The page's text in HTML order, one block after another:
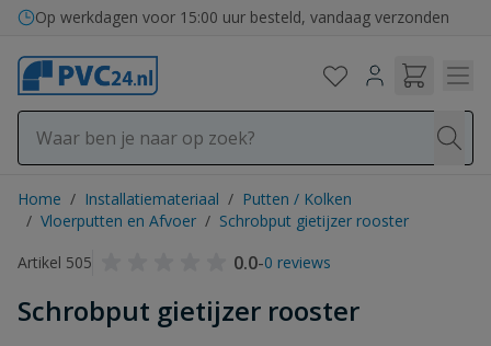
Ga naar de inhoud
Op werkdagen voor 15:00 uur besteld, vandaag verzonden
Home / Installatiemateriaal / Putten / Kolken
/ Vloerputten en Afvoer / Schrobput gietijzer rooster
Artikel 505
0.0-0 reviews
Schrobput gietijzer rooster